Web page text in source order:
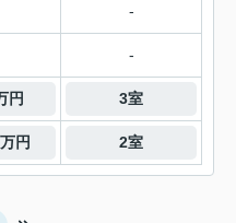
-
-
円 3室
円 2室